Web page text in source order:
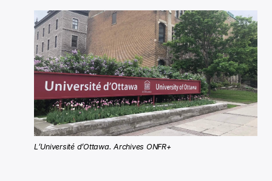
L’Université d’Ottawa. Archives ONFR+